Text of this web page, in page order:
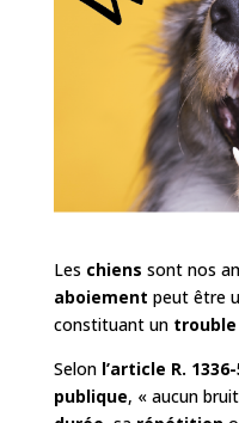
Les chiens sont nos
aboiement peut être
constituant un
Selon l’article R.
publique, « aucun